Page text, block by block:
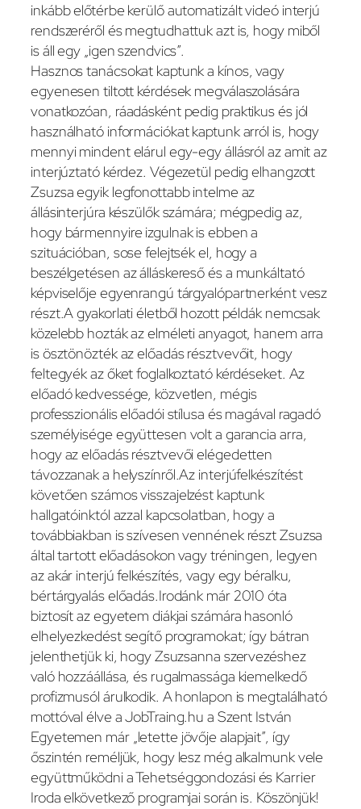
inkább előtérbe kerülő automatizált videó interjú
rendszeréről és megtudhattuk azt is, hogy miből
is áll egy „igen szendvics”.
Hasznos tanácsokat kaptunk a kínos, vagy
egyenesen tiltott kérdések megválaszolására
vonatkozóan, ráadásként pedig praktikus és jól
használható információkat kaptunk arról is, hogy
mennyi mindent elárul egy-egy állásról az amit az
interjúztató kérdez. Végezetül pedig elhangzott
Zsuzsa egyik legfonottabb intelme az
állásinterjúra készülők számára; mégpedig az,
hogy bármennyire izgulnak is ebben a
szituációban, sose felejtsék el, hogy a
beszélgetésen az álláskereső és a munkáltató
képviselője egyenrangú tárgyalópartnerként vesz
részt.A gyakorlati életből hozott példák nemcsak
közelebb hozták az elméleti anyagot, hanem arra
is ösztönözték az előadás résztvevőit, hogy
feltegyék az őket foglalkoztató kérdéseket. Az
előadó kedvessége, közvetlen, mégis
professzionális előadói stílusa és magával ragadó
személyisége együttesen volt a garancia arra,
hogy az előadás résztvevői elégedetten
távozzanak a helyszínről.Az interjúfelkészítést
követően számos visszajelzést kaptunk
hallgatóinktól azzal kapcsolatban, hogy a
továbbiakban is szívesen vennének részt Zsuzsa
által tartott előadásokon vagy tréningen, legyen
az akár interjú felkészítés, vagy egy béralku,
bértárgyalás előadás.Irodánk már 2010 óta
biztosít az egyetem diákjai számára hasonló
elhelyezkedést segítő programokat; így bátran
jelenthetjük ki, hogy Zsuzsanna szervezéshez
való hozzáállása, és rugalmassága kiemelkedő
profizmusól árulkodik. A honlapon is megtalálható
mottóval élve a JobTraing.hu a Szent István
Egyetemen már „letette jövője alapjait”, így
őszintén reméljük, hogy lesz még alkalmunk vele
együttműködni a Tehetséggondozási és Karrier
Iroda elkövetkező programjai során is. Köszönjük!